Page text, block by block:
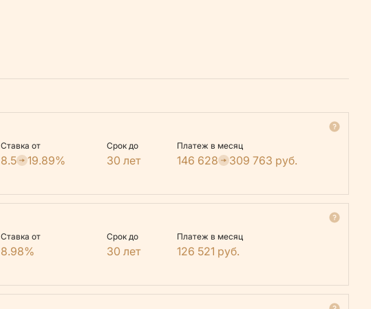
Ставка от
8.5 19.89%
Срок до
30 лет
Платеж в месяц
146 628 309 763 руб.
Ставка от
8.98%
Срок до
30 лет
Платеж в месяц
126 521 руб.